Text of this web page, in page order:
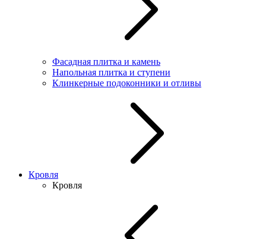
Фасадная плитка и камень
Напольная плитка и ступени
Клинкерные подоконники и отливы
Кровля
Кровля